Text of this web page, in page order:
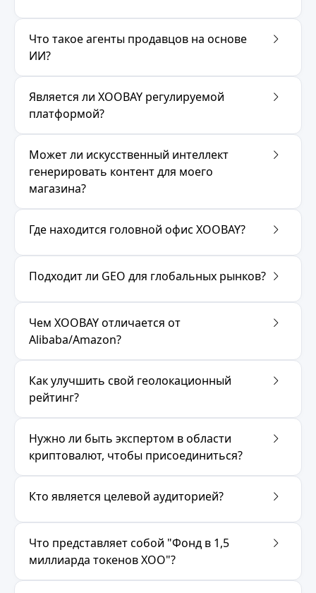
Что такое агенты продавцов на основе
ИИ?
Является ли XOOBAY регулируемой
платформой?
Может ли искусственный интеллект
генерировать контент для моего
магазина?
Где находится головной офис XOOBAY?
Подходит ли GEO для глобальных рынков?
Чем XOOBAY отличается от
Alibaba/Amazon?
Как улучшить свой геолокационный
рейтинг?
Нужно ли быть экспертом в области
криптовалют, чтобы присоединиться?
Кто является целевой аудиторией?
Что представляет собой "Фонд в 1,5
миллиарда токенов XOO"?